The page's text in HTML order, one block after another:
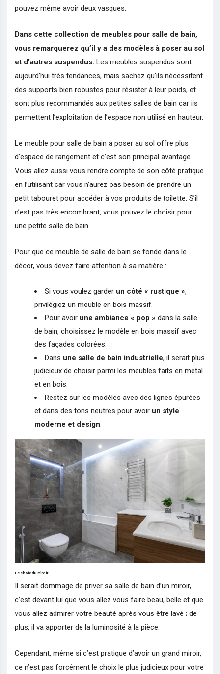
pouvez même avoir deux vasques.
Dans cette collection de meubles pour salle de bain,
vous remarquerez qu’il y a des modèles à poser au sol
et d’autres suspendus. Les meubles suspendus sont
aujourd’hui très tendances, mais sachez qu’ils nécessitent
des supports bien robustes pour résister à leur poids, et
sont plus recommandés aux petites salles de bain car ils
permettent l’exploitation de l’espace non utilisé en hauteur.
Le meuble pour salle de bain à poser au sol offre plus
d’espace de rangement et c’est son principal avantage.
Vous allez aussi vous rendre compte de son côté pratique
en l’utilisant car vous n’aurez pas besoin de prendre un
petit tabouret pour accéder à vos produits de toilette. S’il
n’est pas très encombrant, vous pouvez le choisir pour
une petite salle de bain.
Pour que ce meuble de salle de bain se fonde dans le
décor, vous devez faire attention à sa matière :
Si vous voulez garder un côté « rustique »,
privilégiez un meuble en bois massif.
Pour avoir une ambiance « pop » dans la salle
de bain, choisissez le modèle en bois massif avec
des façades colorées.
Dans une salle de bain industrielle, il serait plus
judicieux de choisir parmi les meubles faits en métal
et en bois.
Restez sur les modèles avec des lignes épurées
et dans des tons neutres pour avoir un style
moderne et design.
Le choix du miroir
Il serait dommage de priver sa salle de bain d’un miroir,
c’est devant lui que vous allez vous faire beau, belle et que
vous allez admirer votre beauté après vous être lavé ; de
plus, il va apporter de la luminosité à la pièce.
Cependant, même si c’est pratique d’avoir un grand miroir,
ce n’est pas forcément le choix le plus judicieux pour votre